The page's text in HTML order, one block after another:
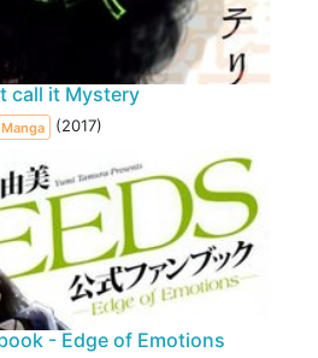
call it Mystery
Manga (2017)
- Edge of Emotions